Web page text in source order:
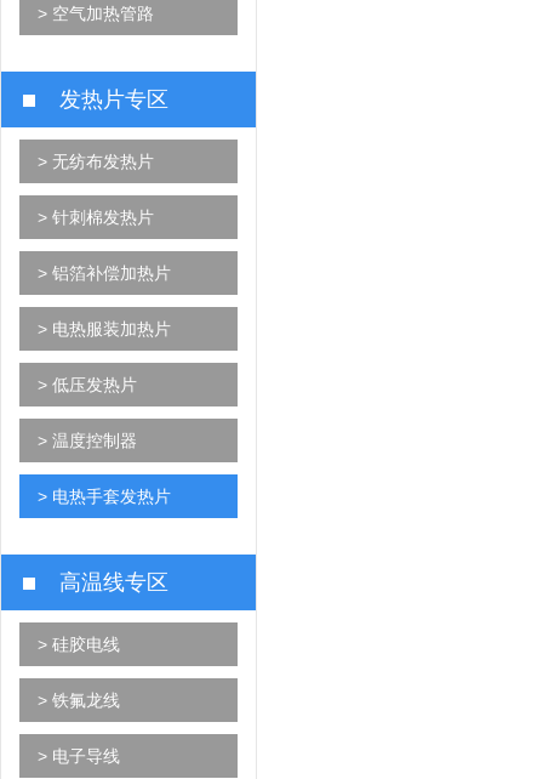
> 空气加热管路
发热片专区
> 无纺布发热片
> 针刺棉发热片
> 铝箔补偿加热片
> 电热服装加热片
> 低压发热片
> 温度控制器
> 电热手套发热片
高温线专区
> 硅胶电线
> 铁氟龙线
> 电子导线